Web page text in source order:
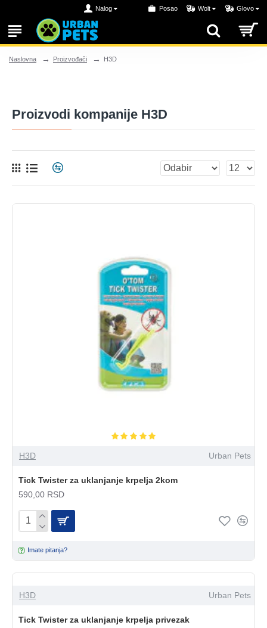
Nalog Posao Wolt Glovo
Naslovna Proizvođači H3D
Proizvodi kompanije H3D
H3D Urban Pets
Tick Twister za uklanjanje krpelja 2kom
590,00 RSD
Imate pitanja?
H3D Urban Pets
Tick Twister za uklanjanje krpelja privezak